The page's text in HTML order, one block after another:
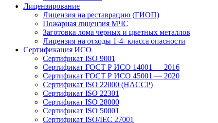
Лицензирование
Лицензия на реставрацию (ГИОП)
Пожарная лицензия МЧС
Заготовка лома черных и цветных металлов
Лицензия на отходы 1-4- класса опасности
Сертификация ИСО
Сертификат ISO 9001
Сертификат ГОСТ Р ИСО 14001 — 2016
Сертификат ГОСТ Р ИСО 45001 — 2020
Сертификат ISO 22000 (HACCP)
Сертификат ISO 22301
Сертификат ISO 28000
Сертификат ISO 50001
Сертификат ISO/IEC 27001